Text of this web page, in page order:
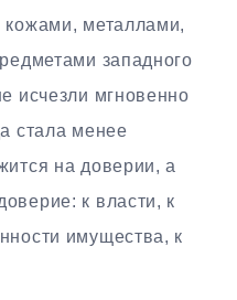
металлами,
западного
исчезли мгновенно
стала менее
на доверии, а
к власти, к
имущества, к